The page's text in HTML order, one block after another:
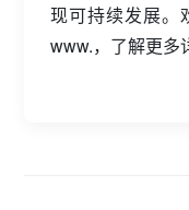
现可持续发展。
www.，了解更多